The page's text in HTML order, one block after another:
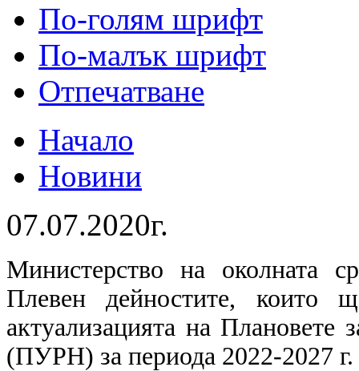
По-голям шрифт
По-малък шрифт
Отпечатване
Начало
Новини
07.07.2020г.
Министерство на околната
Плевен дейностите, които
актуализацията на Плановете
(ПУРН) за периода 2022-2027 г.